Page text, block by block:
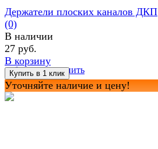
избранное сравнить
Держатели плоских каналов ДКП
(0)
В наличии
27 руб.
В корзину
Уточняйте наличие и цену!